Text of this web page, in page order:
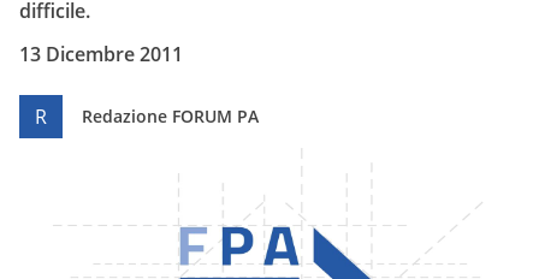
difficile.
13 Dicembre 2011
R Redazione FORUM PA